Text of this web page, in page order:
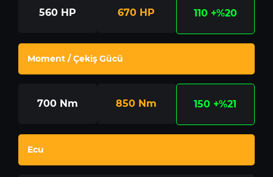
560 HP 670 HP 110 +%20
Moment / Çekiş Gücü
700 Nm 850 Nm 150 +%21
Ecu